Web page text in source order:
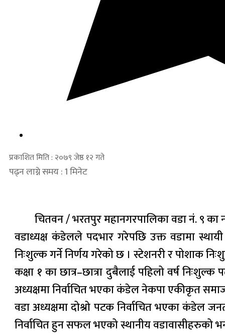
प्रकाशित मिति : २०७९ जेष्ठ १२ गते
पढ्न लाग्ने समय : 1 मिनेट
चितवन / भरतपुर महानगरपालिका वडा नं. ९
वडाध्यक्ष कंडेलले पदभार गरेपछि उक्त वडामा स्थायी
निःशुल्क गर्ने निर्णय गरेको छ । स्टेशनरी र पोशाक
कक्षा १ का छात्र–छात्रा दुबैलाई पहिलो वर्ष
अध्यक्षमा निर्वाचित भएका कंडेल नेकपा एकीकृत
वडा अध्यक्षमा दोश्रो पटक निर्वाचित भएका कंडेल
निर्वाचित हुन सफल भएको स्थानीय वडावासीहरुको